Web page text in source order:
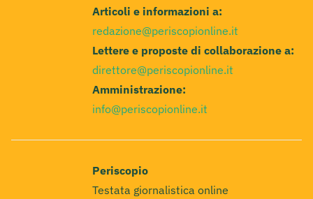
Articoli e informazioni a:
redazione@periscopionline.it
Lettere e proposte di collaborazione a:
direttore@periscopionline.it
Amministrazione:
info@periscopionline.it
Periscopio
Testata giornalistica online